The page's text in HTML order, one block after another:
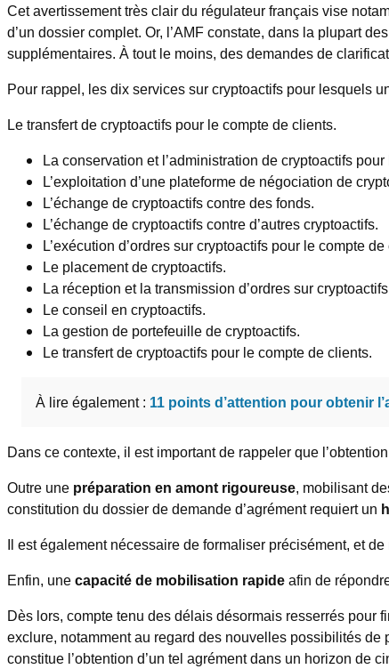
Cet avertissement très clair du régulateur français vise
d’un dossier complet. Or, l’AMF constate, dans la plupart
supplémentaires. À tout le moins, des demandes de
Pour rappel, les dix services sur cryptoactifs pour lesquels
Le transfert de cryptoactifs pour le compte de clients.
La conservation et l’administration de cryptoactifs
L’exploitation d’une plateforme de négociation de
L’échange de cryptoactifs contre des fonds.
L’échange de cryptoactifs contre d’autres cryptoactifs.
L’exécution d’ordres sur cryptoactifs pour le compte
Le placement de cryptoactifs.
La réception et la transmission d’ordres sur
Le conseil en cryptoactifs.
La gestion de portefeuille de cryptoactifs.
Le transfert de cryptoactifs pour le compte de clients.
À lire également : 11 points d’attention pour obtenir
Dans ce contexte, il est important de rappeler que
Outre une préparation en amont rigoureuse, mobilisant
constitution du dossier de demande d’agrément requiert un
Il est également nécessaire de formaliser précisément, et
Enfin, unecapacité de mobilisation rapideafin de
Dès lors, compte tenu des délais désormais resserrés pour
exclure, notamment au regard des nouvelles possibilités de
constitue l’obtention d’un tel agrément dans un horizon de